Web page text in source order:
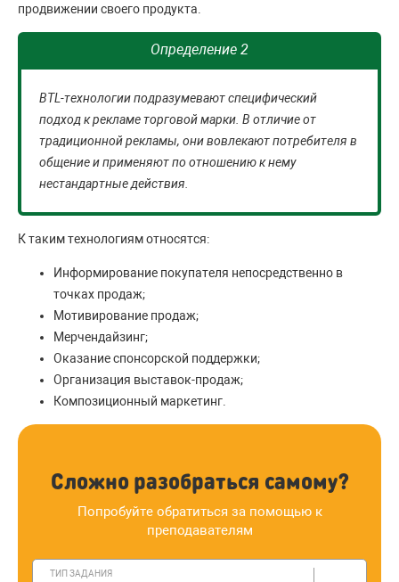
продвижении своего продукта.
Определение 2
ВТL-технологии подразумевают специфический
подход к рекламе торговой марки. В отличие от
традиционной рекламы, они вовлекают потребителя в
общение и применяют по отношению к нему
нестандартные действия.
К таким технологиям относятся:
Информирование покупателя непосредственно в
точках продаж;
Мотивирование продаж;
Мерчендайзинг;
Оказание спонсорской поддержки;
Организация выставок-продаж;
Композиционный маркетинг.
Сложно разобраться самому?
Попробуйте обратиться за помощью к
преподавателям
ТИП ЗАДАНИЯ